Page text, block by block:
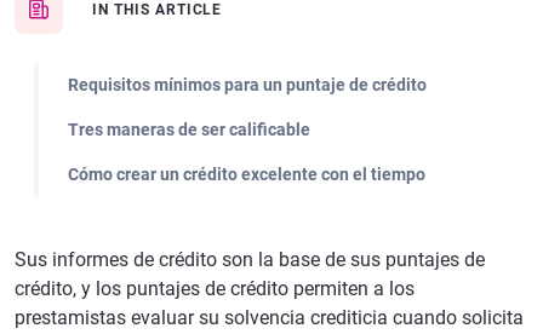
IN THIS ARTICLE
Requisitos mínimos para un puntaje de crédito
Tres maneras de ser calificable
Cómo crear un crédito excelente con el tiempo
Sus informes de crédito son la base de sus puntajes de
crédito, y los puntajes de crédito permiten a los
prestamistas evaluar su solvencia crediticia cuando solicita